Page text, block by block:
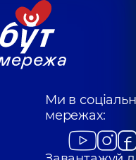
Ми в
мережах: